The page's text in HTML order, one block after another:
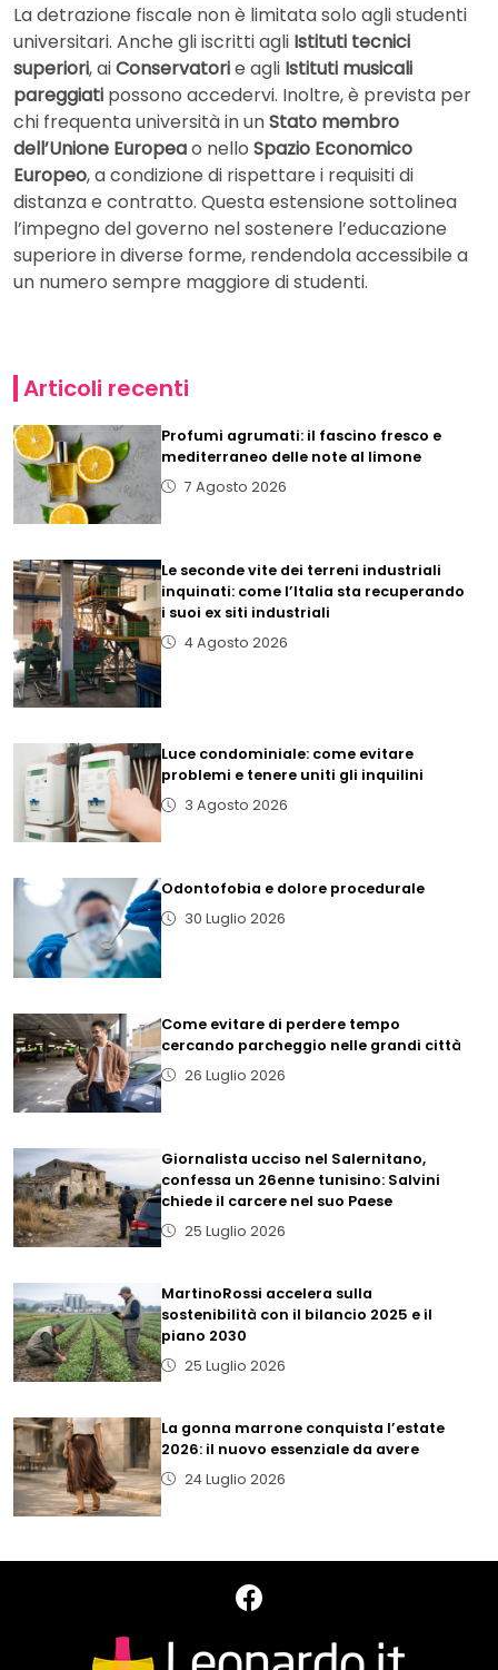
La detrazione fiscale non è limitata solo agli studenti
universitari. Anche gli iscritti agli Istituti tecnici
superiori, aiConservatorie agli Istituti musicali
pareggiati possono accedervi. Inoltre, è prevista per
chi frequenta università in unStato membro
dell’Unione Europeao nello Spazio Economico
Europeo, a condizione di rispettare i requisiti di
distanza e contratto. Questa estensione sottolinea
l’impegno del governo nel sostenere l’educazione
superiore in diverse forme, rendendola accessibile a
un numero sempre maggiore di studenti.
Articoli recenti
Profumi agrumati: il fascino fresco e
mediterraneo delle note al limone
7 Agosto 2026
Le seconde vite dei terreni industriali
inquinati: come l’Italia sta recuperando
i suoi ex siti industriali
4 Agosto 2026
Luce condominiale: come evitare
problemi e tenere uniti gli inquilini
3 Agosto 2026
Odontofobia e dolore procedurale
30 Luglio 2026
Come evitare di perdere tempo
cercando parcheggio nelle grandi città
26 Luglio 2026
Giornalista ucciso nel Salernitano,
confessa un 26enne tunisino: Salvini
chiede il carcere nel suo Paese
25 Luglio 2026
MartinoRossi accelera sulla
sostenibilità con il bilancio 2025 e il
piano 2030
25 Luglio 2026
La gonna marrone conquista l’estate
2026: il nuovo essenziale da avere
24 Luglio 2026